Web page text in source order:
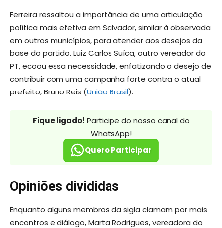
Ferreira ressaltou a importância de uma articulação
política mais efetiva em Salvador, similar à observada
em outros municípios, para atender aos desejos da
base do partido. Luiz Carlos Suíca, outro vereador do
PT, ecoou essa necessidade, enfatizando o desejo de
contribuir com uma campanha forte contra o atual
prefeito, Bruno Reis (União Brasil).
Fique ligado! Participe do nosso canal do
WhatsApp!
Quero Participar
Opiniões divididas
Enquanto alguns membros da sigla clamam por mais
encontros e diálogo, Marta Rodrigues, vereadora do